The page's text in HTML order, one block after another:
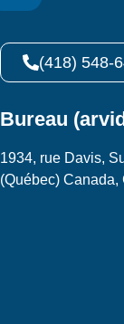
(418) 548-
Bureau
1934, rue Davis,
(Québec) Canada,